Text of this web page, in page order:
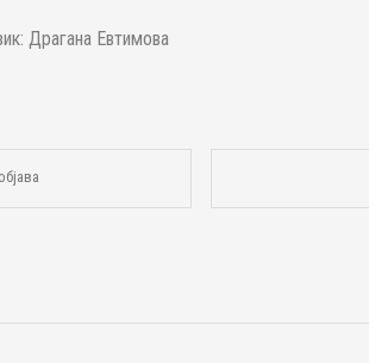
Драгана Евтимова